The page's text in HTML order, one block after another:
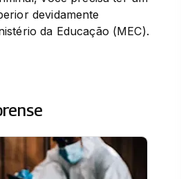
devidamente
da Educação (MEC).